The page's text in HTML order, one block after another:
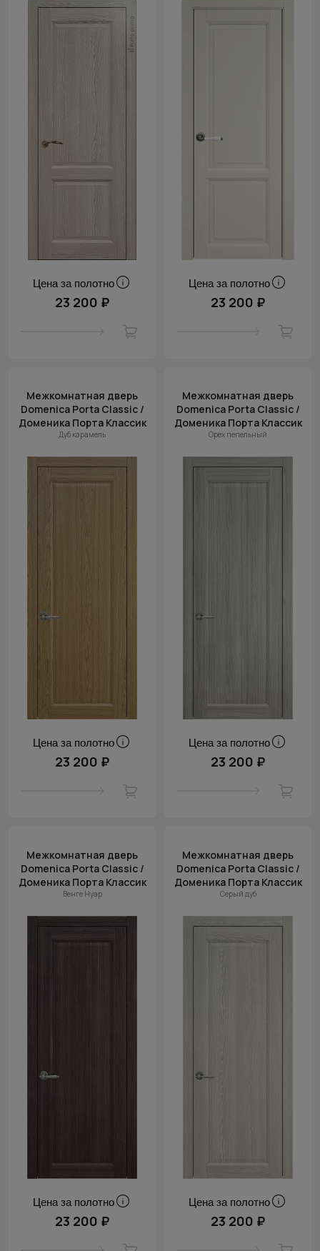
Цена за полотно
23 200 ₽
Цена за полотно
23 200 ₽
Межкомнатная дверь
Domenica Porta Classic /
Доменика Порта Классик
Дуб карамель
Цена за полотно
23 200 ₽
Межкомнатная дверь
Domenica Porta Classic /
Доменика Порта Классик
Орех пепельный
Цена за полотно
23 200 ₽
Межкомнатная дверь
Domenica Porta Classic /
Доменика Порта Классик
Венге Нуар
Цена за полотно
23 200 ₽
Межкомнатная дверь
Domenica Porta Classic /
Доменика Порта Классик
Серый дуб
Цена за полотно
23 200 ₽